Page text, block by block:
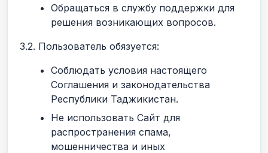
Обращаться в службу поддержки для
решения возникающих вопросов.
3.2. Пользователь обязуется:
Соблюдать условия настоящего
Соглашения и законодательства
Республики Таджикистан.
Не использовать Сайт для
распространения спама,
мошенничества и иных